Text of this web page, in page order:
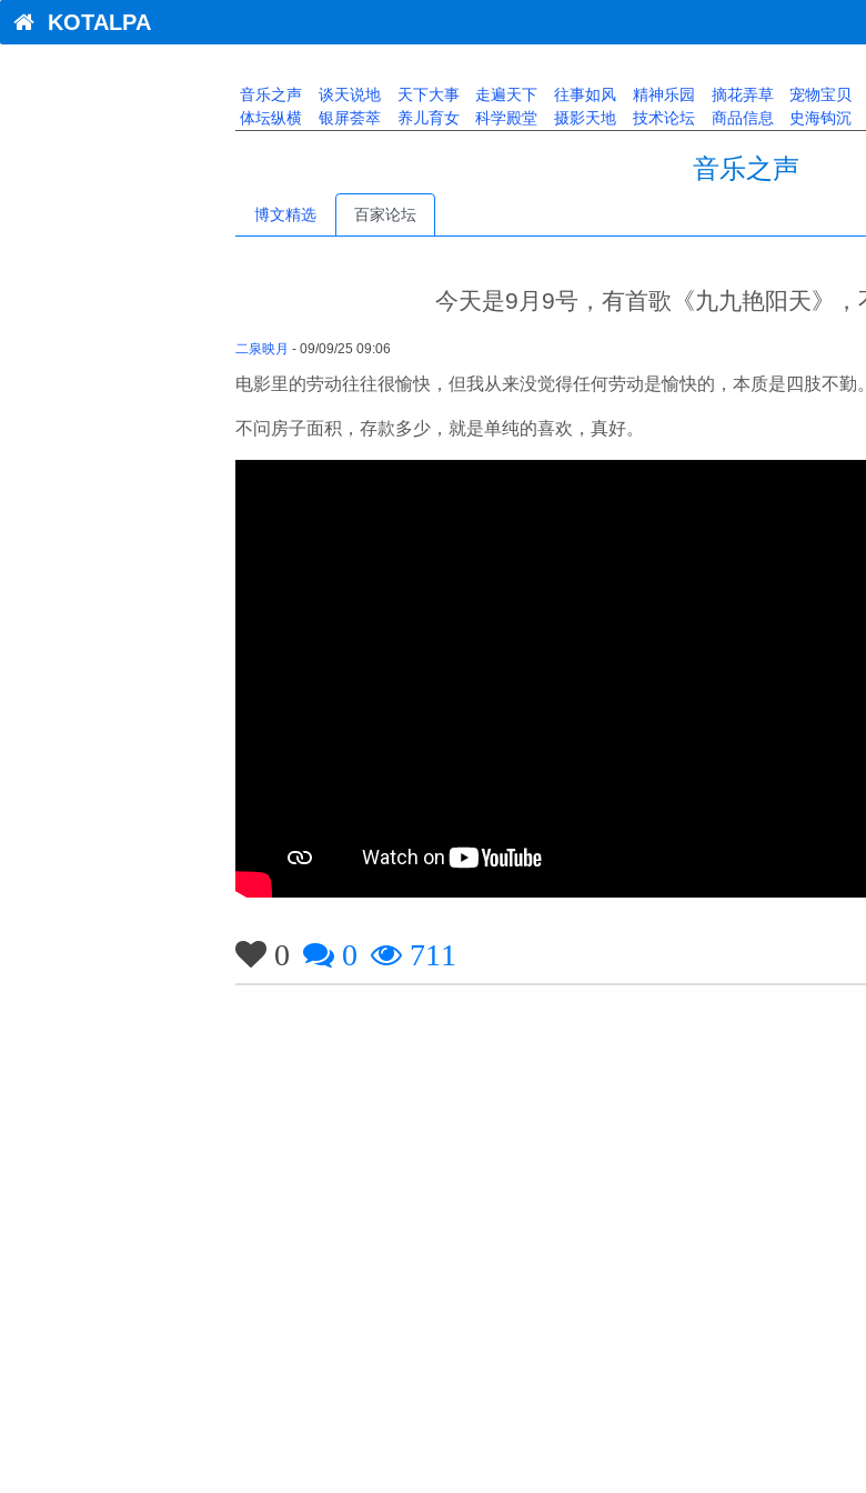
KOTALPA
音乐之声 谈天说地 天下大事 走遍天下 往事如风 精神乐园 摘花弄草 宠物宝贝
体坛纵横
银屏荟萃 养儿育女 科学殿堂 摄影天地 技术论坛 商品信息 史海钩沉
音乐之声
博文精选 百家论坛
今天是9月9号，有首歌《九九艳阳天》
二泉映月 - 09/09/25 09:06
电影里的劳动往往很愉快，但我从来没觉得任何劳动是愉快的，本质是四肢不勤。
不问房子面积，存款多少，就是单纯的喜欢，真好。
0 0 711